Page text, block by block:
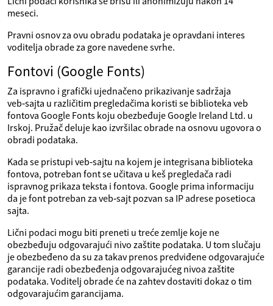
meseci.
Pravni osnov za ovu obradu podataka je opravdani interes
voditelja obrade za gore navedene svrhe.
Fontovi (Google Fonts)
Za ispravno i grafički ujednačeno prikazivanje sadržaja
veb‑sajta u različitim pregledačima koristi se biblioteka veb
fontova Google Fonts koju obezbeđuje Google Ireland Ltd. u
Irskoj. Pružač deluje kao izvršilac obrade na osnovu ugovora o
obradi podataka.
Kada se pristupi veb‑sajtu na kojem je integrisana biblioteka
fontova, potreban font se učitava u keš pregledača radi
ispravnog prikaza teksta i fontova. Google prima informaciju
da je font potreban za veb‑sajt pozvan sa IP adrese posetioca
sajta.
Lični podaci mogu biti preneti u treće zemlje koje ne
obezbeđuju odgovarajući nivo zaštite podataka. U tom slučaju
je obezbeđeno da su za takav prenos predviđene odgovarajuće
garancije radi obezbeđenja odgovarajućeg nivoa zaštite
podataka. Voditelj obrade će na zahtev dostaviti dokaz o tim
odgovarajućim garancijama.